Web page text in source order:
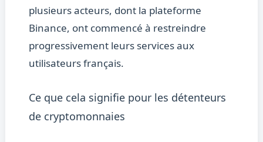
plusieurs acteurs, dont la plateforme
Binance, ont commencé à restreindre
progressivement leurs services aux
utilisateurs français.
Ce que cela signifie pour les détenteurs
de cryptomonnaies